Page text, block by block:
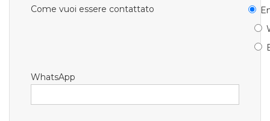
Come vuoi essere contattato
WhatsApp